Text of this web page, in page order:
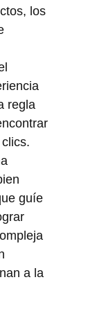
los
regla
guíe
a la